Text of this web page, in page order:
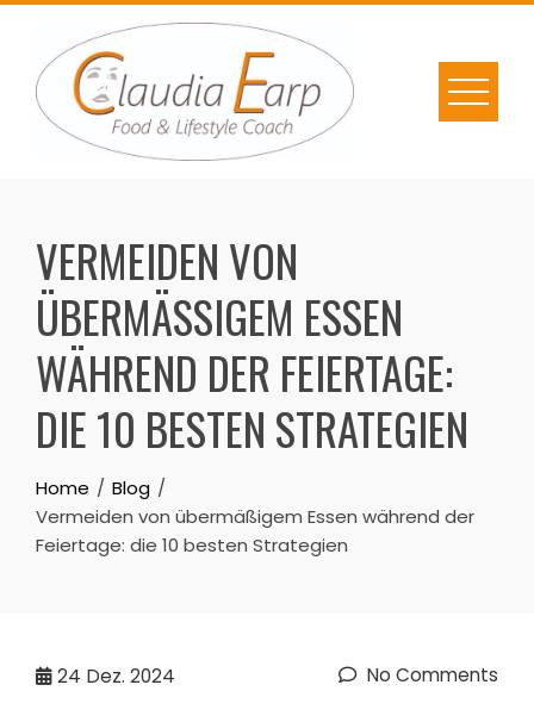
Skip
content
VERMEIDEN VON
ÜBERMÄSSIGEM ESSEN W
ÄHREND DER FEIERTAGE: D
IE 10 BESTEN STRATEGIEN
Home
Blog
Vermeiden von übermäßigem Essen während der
Feiertage: die 10 besten Strategien
24 Dez. 2024 No Comments